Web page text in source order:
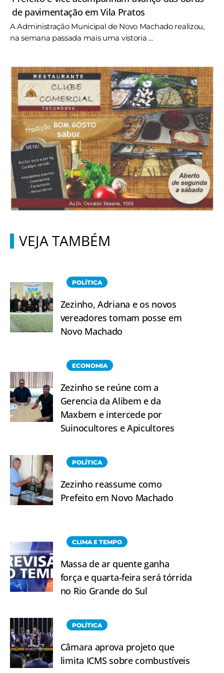
de pavimentação em Vila Pratos
A Administração Municipal de Novo Machado realizou,
na semana passada mais uma vistoria ...
VEJA TAMBÉM
POLÍTICA
Zezinho, Adriana e os novos
vereadores tomam posse em
Novo Machado
ECONOMIA
Zezinho se reúne com a
Gerencia da Alibem e da
Maxbem e intercede por
Suinocultores e Apicultores
POLÍTICA
Zezinho reassume como
Prefeito em Novo Machado
CLIMA E TEMPO
Massa de ar quente ganha
força e quarta-feira será tórrida
no Rio Grande do Sul
POLÍTICA
Câmara aprova projeto que
limita ICMS sobre combustíveis